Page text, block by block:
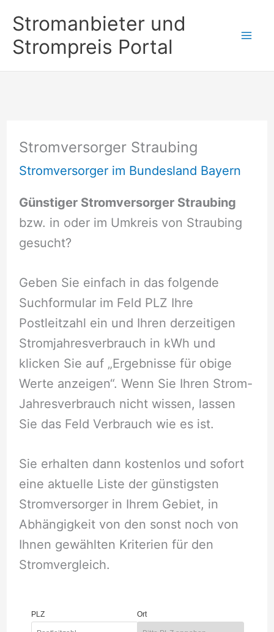
Inhalt
springen
Stromanbieter und
Strompreis Portal
Stromversorger Straubing
Stromversorger im Bundesland Bayern
Günstiger Stromversorger Straubing
bzw. in oder im Umkreis von Straubing
gesucht?
Geben Sie einfach in das folgende
Suchformular im Feld PLZ Ihre
Postleitzahl ein und Ihren derzeitigen
Stromjahresverbrauch in kWh und
klicken Sie auf „Ergebnisse für obige
Werte anzeigen“. Wenn Sie Ihren Strom-
Jahresverbrauch nicht wissen, lassen
Sie das Feld Verbrauch wie es ist.
Sie erhalten dann kostenlos und sofort
eine aktuelle Liste der günstigsten
Stromversorger in Ihrem Gebiet, in
Abhängigkeit von den sonst noch von
Ihnen gewählten Kriterien für den
Stromvergleich.